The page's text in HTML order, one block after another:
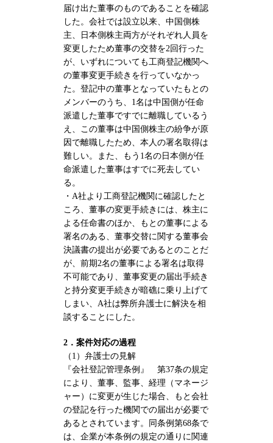
届け出た董事のものであることを確認
した。会社では設立以来、中国側株
主、日本側株主両方がそれぞれ人員を
変更したため董事の交替を2回行った
が、いずれについても工商登記機関へ
の董事変更手続きを行っていなかっ
た。登記中の董事となっていたもとの
メンバーのうち、1名は中国側が任命
派遣した董事ですでに離職しているう
え、この董事は中国側株主の紛争が原
因で離職したため、本人の署名取得は
難しい。また、もう1名の日本側が任
命派遣した董事はすでに死去してい
る。
・A社より工商登記機関に確認したと
ころ、董事の変更手続きには、株主に
よる任命書のほか、もとの董事による
署名のある、董事交替に関する董事会
決議書の提出が必要であるとのことだ
が、前期2名の董事による署名は取得
不可能であり、董事変更の届出手続き
と持分変更手続きが暗礁に乗り上げて
しまい、A社は弊所弁護士に解決を相
談することにした。
2．案件対応の過程
（1）弁護士の見解
『会社登記管理条例』 第37条の規定
により、董事、監事、経理（マネージ
ャー）に変更が生じた場合、もと会社
の登記を行った機関での届出が必要で
あるとされています。同条例第68条で
は、企業が本条例の規定の通りに関連